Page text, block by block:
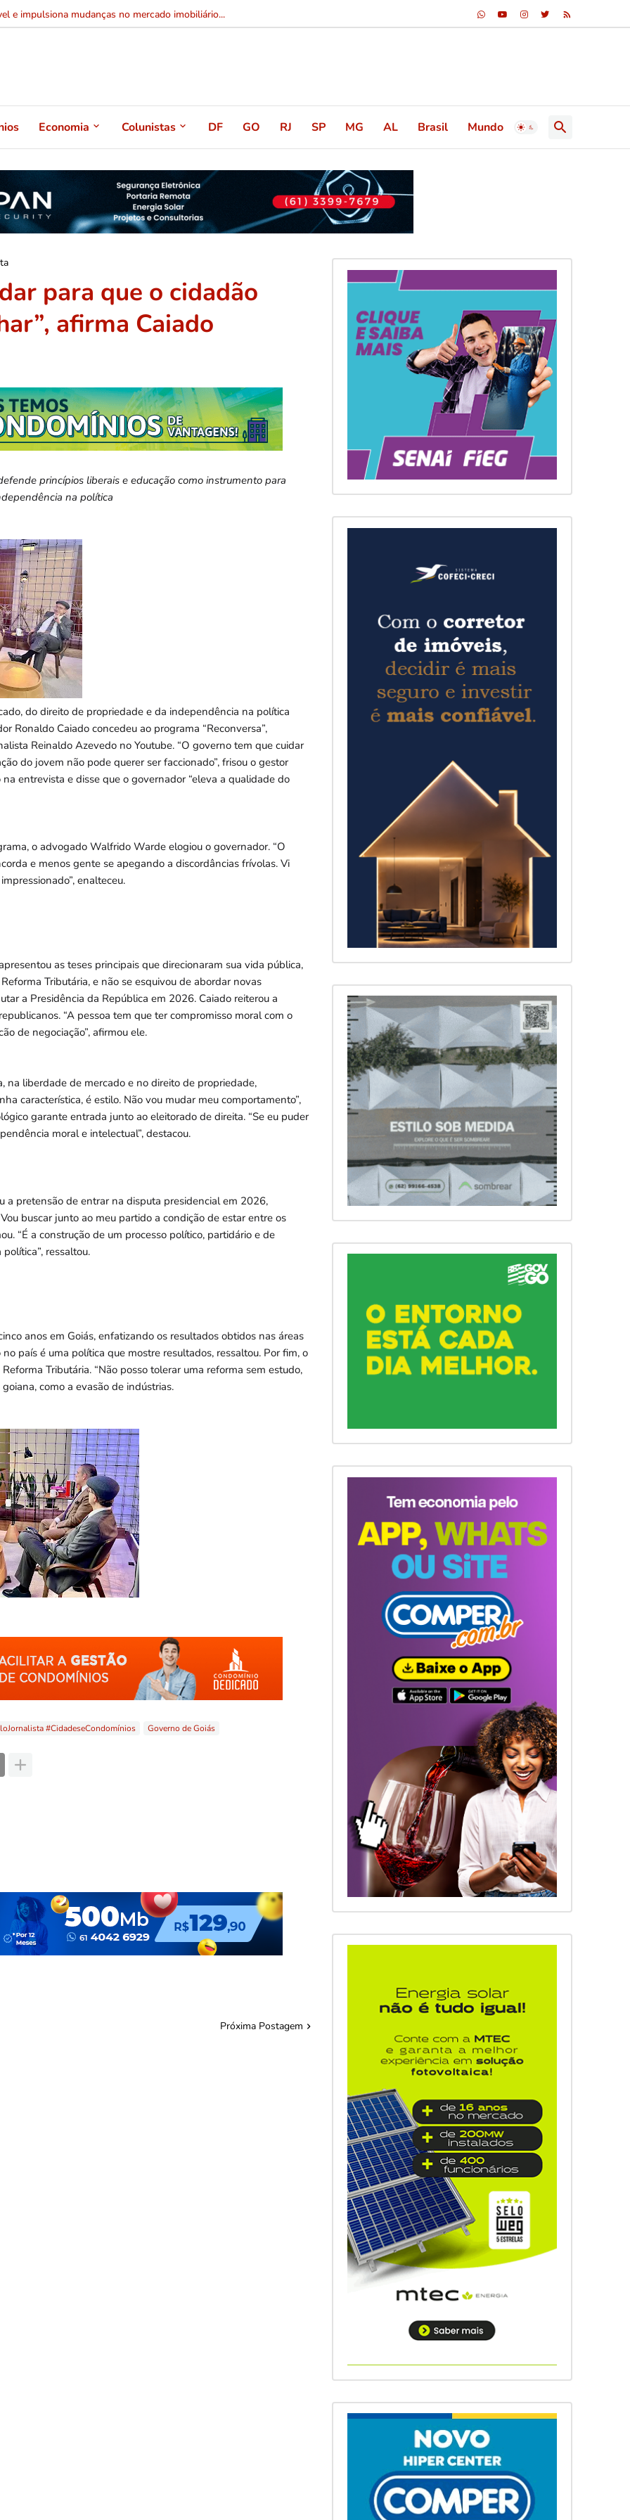
e impulsiona mudanças no mercado imobiliário...
Economia Colunistas DF GO RJ SP MG AL Brasil Mundo
para que o cidadão
afirma Caiado
princípios liberais e educação como instrumento para
na política
do direito de propriedade e da independência na política
Ronaldo Caiado concedeu ao programa “Reconversa”,
Reinaldo Azevedo no Youtube. “O governo tem que cuidar
do jovem não pode querer ser faccionado”, frisou o gestor
entrevista e disse que o governador “eleva a qualidade do
o advogado Walfrido Warde elogiou o governador. “O
e menos gente se apegando a discordâncias frívolas. Vi
enalteceu.
as teses principais que direcionaram sua vida pública,
Tributária, e não se esquivou de abordar novas
a Presidência da República em 2026. Caiado reiterou a
“A pessoa tem que ter compromisso moral com o
de negociação”, afirmou ele.
na liberdade de mercado e no direito de propriedade,
característica, é estilo. Não vou mudar meu comportamento”,
garante entrada junto ao eleitorado de direita. “Se eu puder
moral e intelectual”, destacou.
a pretensão de entrar na disputa presidencial em 2026,
buscar junto ao meu partido a condição de estar entre os
“É a construção de um processo político, partidário e de
ressaltou.
anos em Goiás, enfatizando os resultados obtidos nas áreas
país é uma política que mostre resultados, ressaltou. Por fim, o
Tributária. “Não posso tolerar uma reforma sem estudo,
como a evasão de indústrias.
#CidadeseCondomínios Governo de Goiás
Próxima Postagem